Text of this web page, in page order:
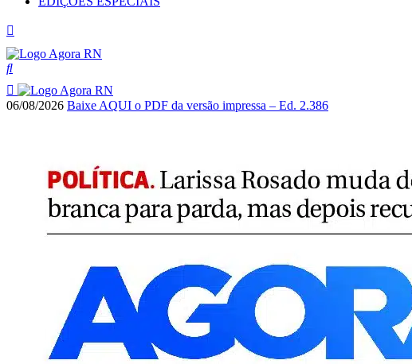
06/08/2026 Baixe AQUI o PDF da versão impressa – Ed. 2.386